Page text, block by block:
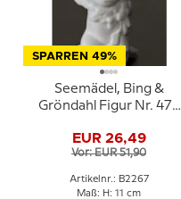
SPARREN 49%
Seemädel, Bing &
Gröndahl Figur Nr. 472
EUR 26,49
Vor: EUR 51,90
Artikelnr.: B2267
Maß: H: 11 cm